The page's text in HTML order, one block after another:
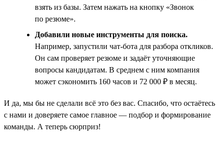
взять из базы. Затем нажать на кнопку «Звонок
по резюме».
Добавили новые инструменты для поиска.
Например, запустили чат-бота для разбора откликов.
Он сам проверяет резюме и задаёт уточняющие
вопросы кандидатам. В среднем с ним компания
может сэкономить 160 часов и 72 000 ₽ в месяц.
И да, мы бы не сделали всё это без вас. Спасибо, что остаётесь
с нами и доверяете самое главное — подбор и формирование
команды. А теперь сюрприз!